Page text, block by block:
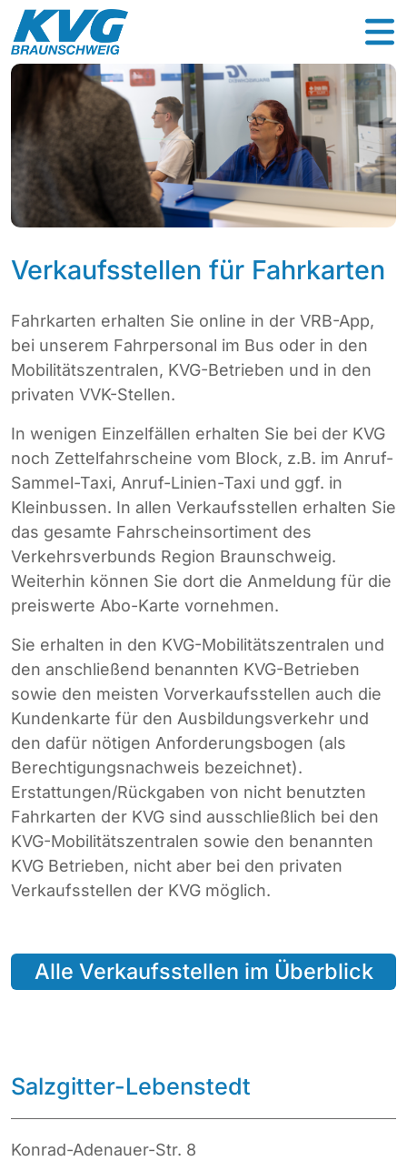
Verkaufsstellen für Fahrkarten
Fahrkarten erhalten Sie online in der VRB-App,
bei unserem Fahrpersonal im Bus oder in den
Mobilitätszentralen, KVG-Betrieben und in den
privaten VVK-Stellen.
In wenigen Einzelfällen erhalten Sie bei der KVG
noch Zettelfahrscheine vom Block, z.B. im Anruf-
Sammel-Taxi, Anruf-Linien-Taxi und ggf. in
Kleinbussen. In allen Verkaufsstellen erhalten Sie
das gesamte Fahrscheinsortiment des
Verkehrsverbunds Region Braunschweig.
Weiterhin können Sie dort die Anmeldung für die
preiswerte Abo-Karte vornehmen.
Sie erhalten in den KVG-Mobilitätszentralen und
den anschließend benannten KVG-Betrieben
sowie den meisten Vorverkaufsstellen auch die
Kundenkarte für den Ausbildungsverkehr und
den dafür nötigen Anforderungsbogen (als
Berechtigungsnachweis bezeichnet).
Erstattungen/Rückgaben von nicht benutzten
Fahrkarten der KVG sind ausschließlich bei den
KVG-Mobilitätszentralen sowie den benannten
KVG Betrieben, nicht aber bei den privaten
Verkaufsstellen der KVG möglich.
Alle Verkaufsstellen im Überblick
Salzgitter-Lebenstedt
Konrad-Adenauer-Str. 8